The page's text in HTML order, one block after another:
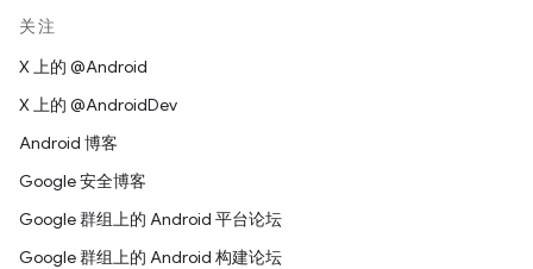
关注
X 上的 @Android
X 上的 @AndroidDev
Android 博客
Google 安全博客
Google 群组上的 Android 平台论坛
Google 群组上的 Android 构建论坛